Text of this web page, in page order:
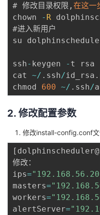
# 修改目录权限 , 在这
chown
- R
#进入新用户
su
ssh- keygen - t rsa
cat ~/ . ssh/id_rsa .
chmod 600 ~/ . ssh/
2. 修改配置参数
修改install-config.conf
[
修改：
ips=
masters=
workers=
alertServer=